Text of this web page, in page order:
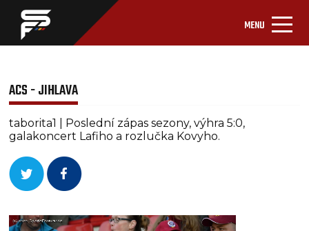
MENU
ACS - JIHLAVA
taborita1 | Poslední zápas sezony, výhra 5:0,
galakoncert Lafiho a rozlučka Kovyho.